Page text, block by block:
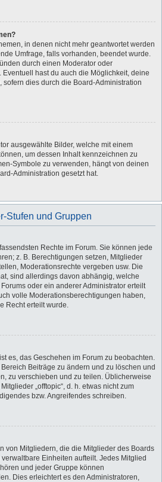
in denen nicht mehr geantwortet werden
Umfrage, falls vorhanden, beendet wurde.
durch einen Moderator oder
hast du auch die Möglichkeit, deine
dies durch die Board-Administration
ausgewählte Bilder, welche mit einem
um dessen Inhalt kennzeichnen zu
Symbole zu verwenden, hängt von deinen
Administration gesetzt hat.
Stufen und Gruppen
Rechte im Forum. Sie können jede
z. B. Berechtigungen setzen, Mitglieder
Moderationsrechte vergeben usw. Die
sind allerdings davon abhängig, welche
oder ein anderer Administrator erteilt
volle Moderationsberechtigungen haben,
Recht erteilt wurde.
es, das Geschehen im Forum zu beobachten.
Beiträge zu ändern und zu löschen und
zu verschieben und zu teilen. Üblicherweise
„offtopic“, d. h. etwas nicht zum
bzw. Angreifendes schreiben.
von Mitgliedern, die die Mitglieder des Boards
Einheiten aufteilt. Jedes Mitglied
und jeder Gruppe können
Dies erleichtert es den Administratoren,